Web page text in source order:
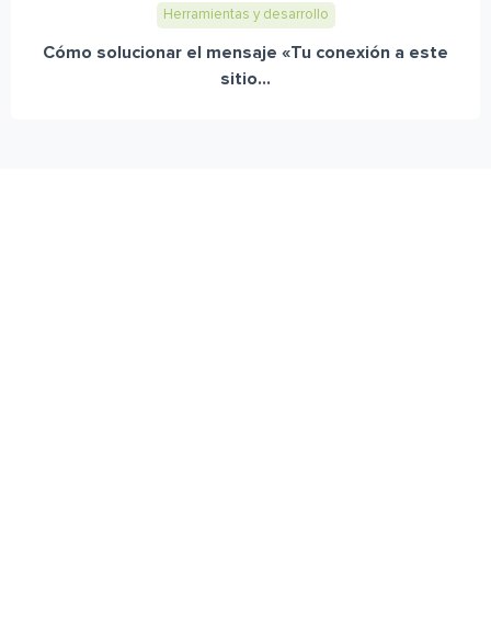
Herramientas y desarrollo
Cómo solucionar el mensaje «Tu conexión a este
sitio...